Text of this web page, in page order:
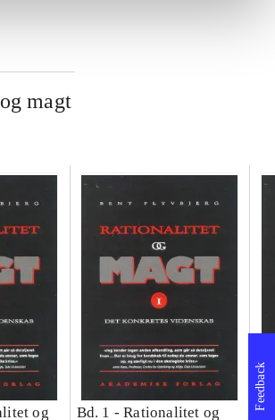
magt
og
Bd. 1 -Rationalitet og
Feedback